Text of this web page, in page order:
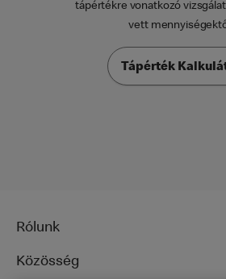
tápértékre vonatkozó
vett
Tápérték
Rólunk
Közösség